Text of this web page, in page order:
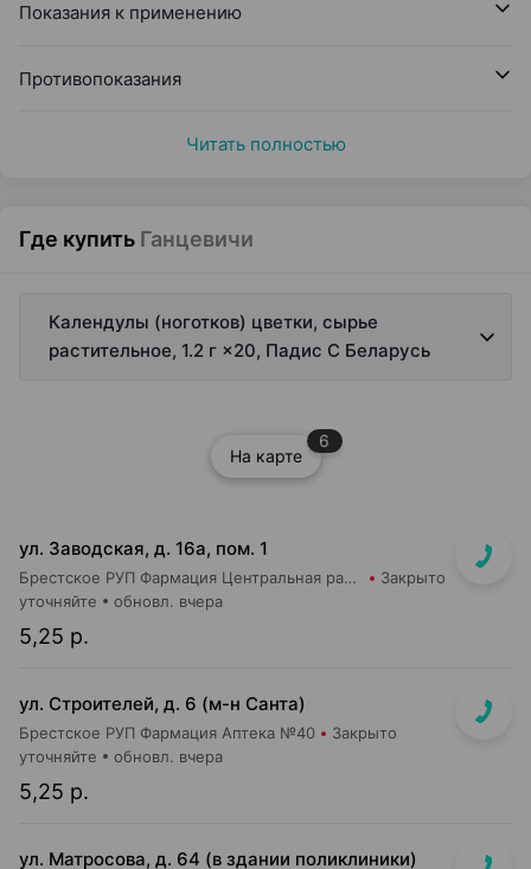
Показания к применению
Противопоказания
Читать полностью
Где купить Ганцевичи
Календулы (ноготков) цветки, сырье
растительное, 1.2 г ×20, Падис С Беларусь
На карте
6
ул. Заводская, д. 16а, пом. 1
Брестское РУП Фармация Центральная районная аптека №83 Закрыто
5,25 р.
уточняйте обновл. вчера
ул. Строителей, д. 6 (м-н Санта)
Брестское РУП Фармация Аптека №40 Закрыто
5,25 р.
уточняйте обновл. вчера
ул. Матросова, д. 64 (в здании поликлиники)